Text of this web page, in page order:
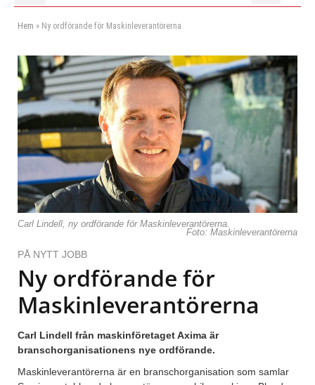
Hem » Ny ordförande för Maskinleverantörerna
Carl Lindell, ny ordförande för Maskinleverantörerna.
Foto: Maskinleverantörerna
PÅ NYTT JOBB
Ny ordförande för
Maskinleverantörerna
Carl Lindell från maskinföretaget Axima är
branschorganisationens nye ordförande.
Maskinleverantörerna är en branschorganisation som samlar